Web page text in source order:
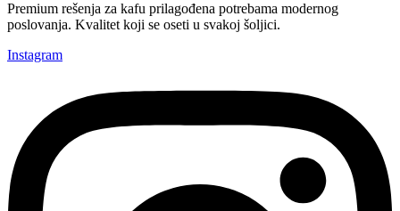
Premium rešenja za kafu prilagođena potrebama modernog
poslovanja. Kvalitet koji se oseti u svakoj šoljici.
Instagram